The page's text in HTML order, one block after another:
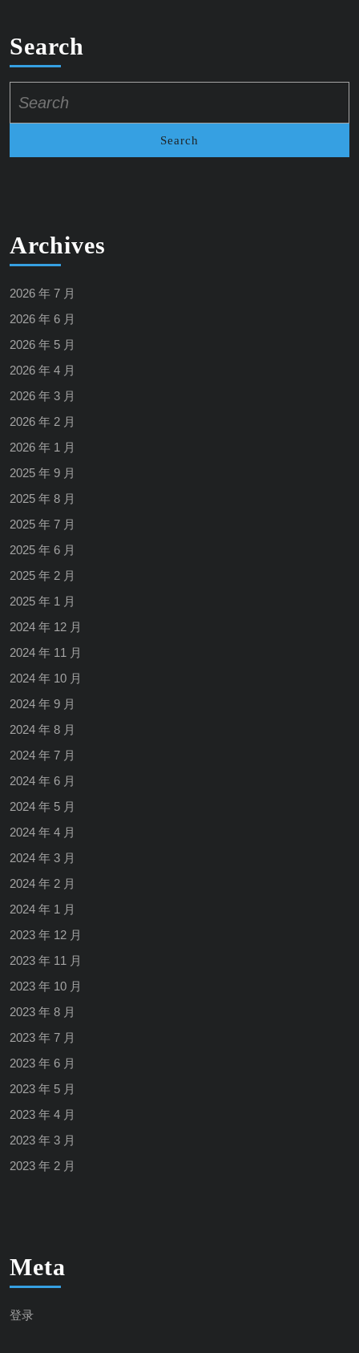
Search
for:
Archives
2026 年 7 月
2026 年 6 月
2026 年 5 月
2026 年 4 月
2026 年 3 月
2026 年 2 月
2026 年 1 月
2025 年 9 月
2025 年 8 月
2025 年 7 月
2025 年 6 月
2025 年 2 月
2025 年 1 月
2024 年 12 月
2024 年 11 月
2024 年 10 月
2024 年 9 月
2024 年 8 月
2024 年 7 月
2024 年 6 月
2024 年 5 月
2024 年 4 月
2024 年 3 月
2024 年 2 月
2024 年 1 月
2023 年 12 月
2023 年 11 月
2023 年 10 月
2023 年 8 月
2023 年 7 月
2023 年 6 月
2023 年 5 月
2023 年 4 月
2023 年 3 月
2023 年 2 月
Meta
登录